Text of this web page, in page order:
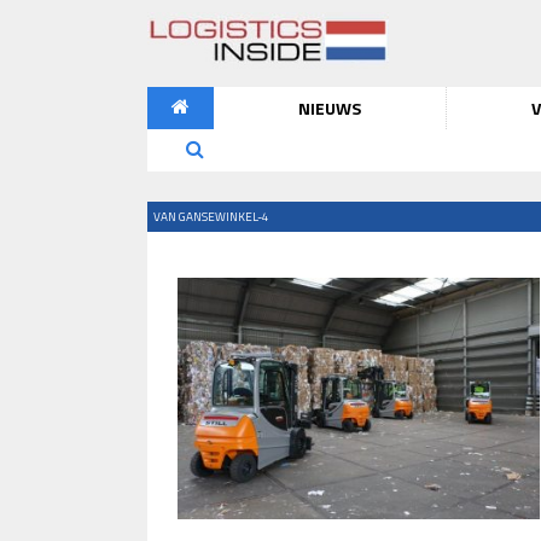
NIEUWS
VAN GANSEWINKEL-4